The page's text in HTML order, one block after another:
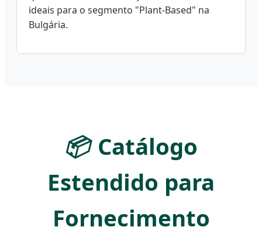
ideais para o segmento "Plant-Based" na
Bulgária.
📦 Catálogo
Estendido para
Fornecimento